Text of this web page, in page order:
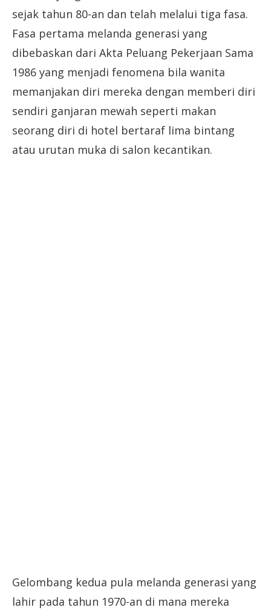
sejak tahun 80-an dan telah melalui tiga fasa.
Fasa pertama melanda generasi yang
dibebaskan dari Akta Peluang Pekerjaan Sama
1986 yang menjadi fenomena bila wanita
memanjakan diri mereka dengan memberi diri
sendiri ganjaran mewah seperti makan
seorang diri di hotel bertaraf lima bintang
atau urutan muka di salon kecantikan.
Gelombang kedua pula melanda generasi yang
lahir pada tahun 1970-an di mana mereka